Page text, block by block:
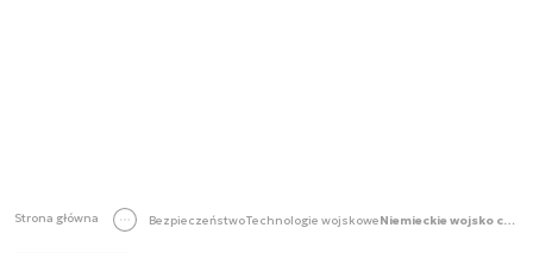
Strona główna BezpieczeństwoTechnologie wojskowe Niemieckie wojsko chce zbudować własnego Starlinka